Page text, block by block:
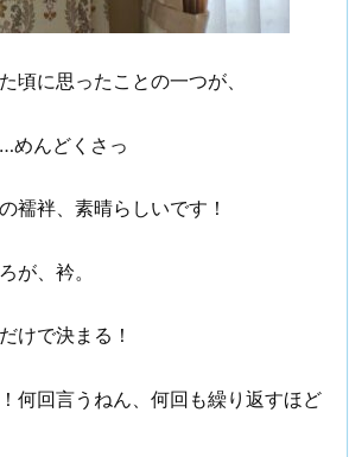
頃に思ったことの一つが、
めんどくさっ
襦袢、素晴らしいです！
が、衿。
けで決まる！
何回言うねん、何回も繰り返すほど